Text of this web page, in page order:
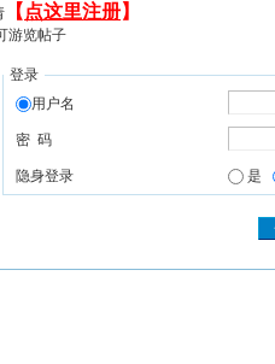
【 点这里注册】
游览帖子
登录
用户名
密 码
隐身登录 是